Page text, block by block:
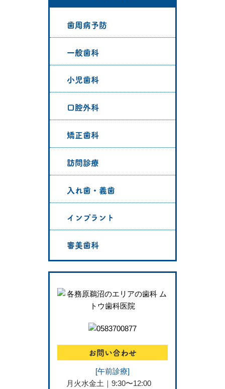
歯周病予防
一般歯科
小児歯科
口腔外科
矯正歯科
訪問診療
入れ歯・義歯
インプラント
審美歯科
お問い合わせ
[午前診療]
月火水金土｜9:30〜12:00